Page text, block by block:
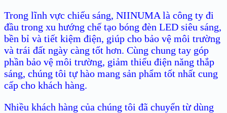
Trong lĩnh vực chiếu sáng, NIINUMA là công ty đi
đầu trong xu hướng chế tạo bóng đèn LED siêu sáng,
bền bỉ và tiết kiệm điện, giúp cho bảo vệ môi trường
và trái đất ngày càng tốt hơn. Cùng chung tay góp
phần bảo vệ môi trường, giảm thiểu điện năng thắp
sáng, chúng tôi tự hào mang sản phẩm tốt nhất cung
cấp cho khách hàng.
Nhiều khách hàng của chúng tôi đã chuyển từ dùng